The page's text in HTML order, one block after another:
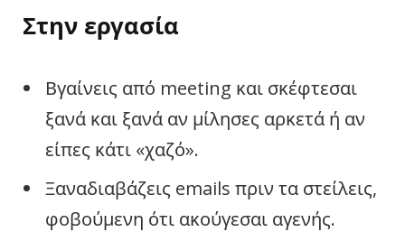
Στην εργασία
Βγαίνεις από meeting και σκέφτεσαι
ξανά και ξανά αν μίλησες αρκετά ή αν
είπες κάτι «χαζό».
Ξαναδιαβάζεις emails πριν τα στείλεις,
φοβούμενη ότι ακούγεσαι αγενής.